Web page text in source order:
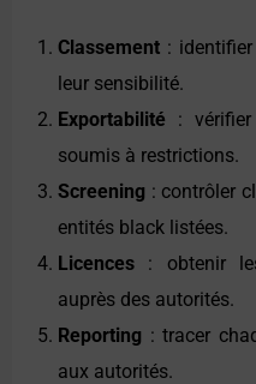
Classement :
leur sensibilité.
Exportabilité :
soumis à restrictions.
Screening : contrôler
entités black listées.
Licences : obtenir
auprès des autorités.
Reporting : tracer
aux autorités.